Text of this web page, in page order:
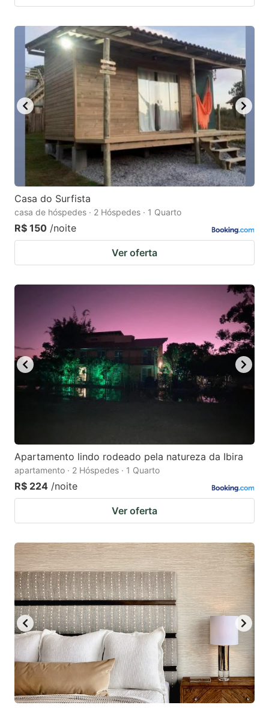
Casa do Surfista
casa de hóspedes · 2 Hóspedes · 1 Quarto
R$ 150 /noite
Ver oferta
Apartamento lindo rodeado pela natureza da Ibira
apartamento · 2 Hóspedes · 1 Quarto
R$ 224 /noite
Ver oferta